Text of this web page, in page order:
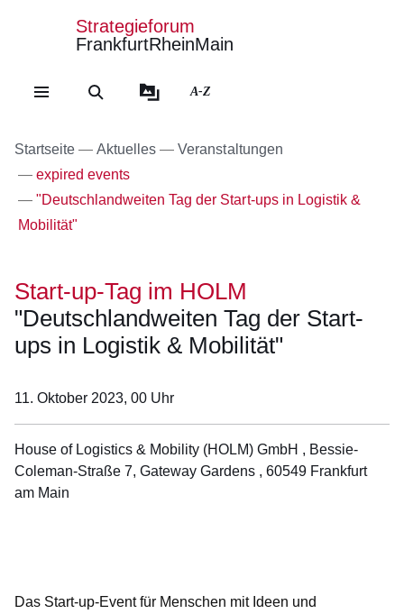
Direkt zum Kopf der
Direkt zum Inhalt
Direkt zum Fuß der
Strategieforum
FrankfurtRheinMain
A-Z
Startseite Aktuelles
Veranstaltungen
expired events
"Deutschlandweiten Tag der Start-ups in Logistik &
Mobilität"
Start-up-Tag im HOLM
"Deutschlandweiten Tag der Start-
ups in Logistik & Mobilität"
11. Oktober 2023, 00 Uhr
House of Logistics & Mobility (HOLM) GmbH , Bessie-
Coleman-Straße 7, Gateway Gardens , 60549 Frankfurt
am Main
Das Start-up-Event für Menschen mit Ideen und